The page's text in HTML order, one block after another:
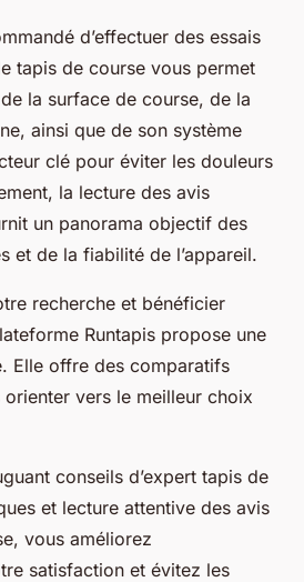
d’effectuer des essais
tapis de course vous permet
la surface de course, de la
ainsi que de son système
clé pour éviter les douleurs
la lecture des avis
un panorama objectif des
et de la fiabilité de l’appareil.
recherche et bénéficier
Runtapis propose une
Elle offre des comparatifs
vers le meilleur choix
conseils d’expert tapis de
et lecture attentive des avis
vous améliorez
satisfaction et évitez les